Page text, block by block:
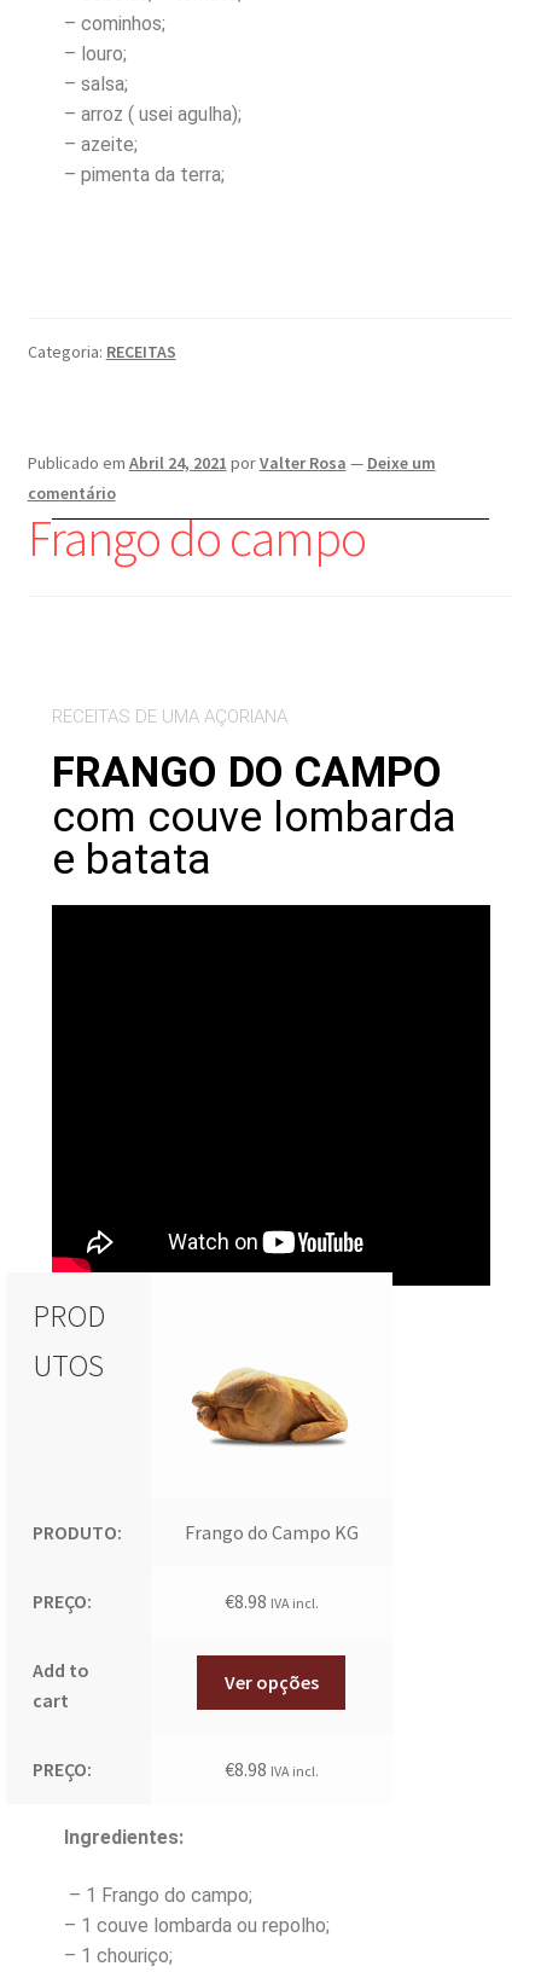
– cominhos;
– louro;
– salsa;
– arroz ( usei agulha);
– azeite;
– pimenta da terra;
Categoria: RECEITAS
Publicado em Abril 24, 2021 porValter Rosa — Deixe um
comentário
Frango do campo
RECEITAS DE UMA AÇORIANA
FRANGO DO CAMPO
com couve lombarda
e batata
PROD
UTOS
PRODUTO: Frango do Campo KG
PREÇO: €8.98 IVA incl.
Add to
cart
Ver opções
PREÇO: €8.98 IVA incl.
Ingredientes:
– 1 Frango do campo;
– 1 couve lombarda ou repolho;
– 1 chouriço;